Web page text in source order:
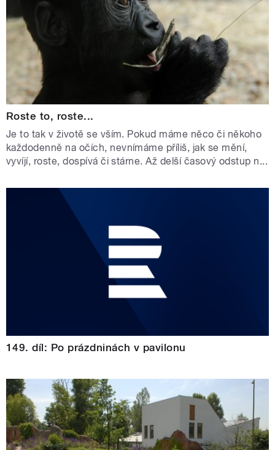
Roste to, roste...
Je to tak v životě se vším. Pokud máme něco či někoho
každodenně na očích, nevnímáme příliš, jak se mění,
vyvíjí, roste, dospívá či stárne. Až delší časový odstup n...
149. díl: Po prázdninách v pavilonu